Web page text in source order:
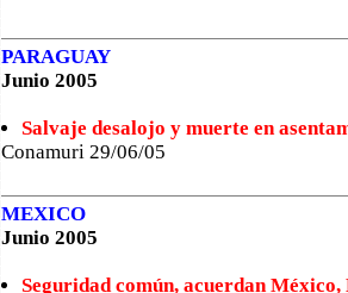
PARAGUAY
Junio 2005
Salvaje desalojo y muerte en
Conamuri 29/06/05
MEXICO
Junio 2005
Seguridad común, acuerdan México,